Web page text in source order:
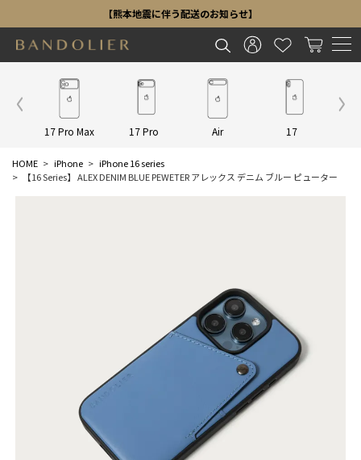
【熊本地震に伴う配送のお知らせ】
17 Pro Max 17 Pro Air 17
HOME iPhone
iPhone 16 series
【16 Series】 ALEX DENIM BLUE PEWETER アレックス デニム ブルー ピューター